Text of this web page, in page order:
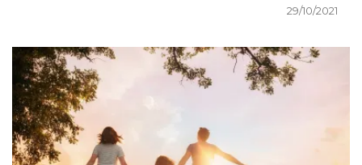
29/10/2021